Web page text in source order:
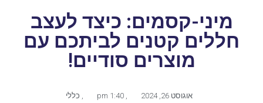
מיני-קסמים: כיצד לעצב
חללים קטנים לביתכם עם
מוצרים סודיים!
אוגוסט 26, 2024 ,
, כללי